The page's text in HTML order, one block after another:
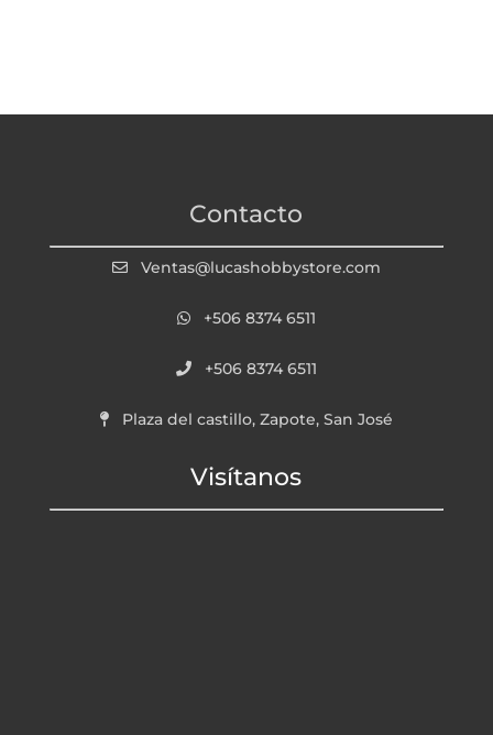
Contacto
Ventas@lucashobbystore.com
+506 8374 6511
+506 8374 6511
Plaza del castillo, Zapote, San José
Visítanos